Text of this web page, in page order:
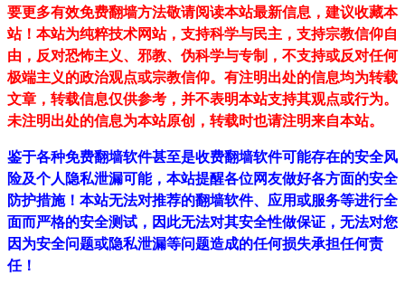
要更多有效免费翻墙方法敬请阅读本站最新信息，建议收藏本
站！ 本站为纯粹技术网站，支持科学与民主，支持宗教信仰自
由，反对恐怖主义、邪教、伪科学与专制，不支持或反对任何
极端主义的政治观点或宗教信仰。有注明出处的信息均为转载
文章，转载信息仅供参考，并不表明本站支持其观点或行为。
未注明出处的信息为本站原创，转载时也请注明来自本站。
鉴于各种免费翻墙软件甚至是收费翻墙软件可能存在的安全风
险及个人隐私泄漏可能，本站提醒各位网友做好各方面的安全
防护措施！本站无法对推荐的翻墙软件、应用或服务等进行全
面而严格的安全测试，因此无法对其安全性做保证，无法对您
因为安全问题或隐私泄漏等问题造成的任何损失承担任何责
任！